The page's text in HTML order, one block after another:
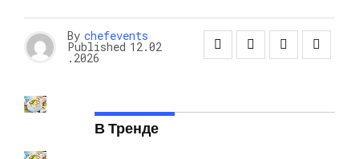
By chefevents
Published 12.02
.2026
В Тренде